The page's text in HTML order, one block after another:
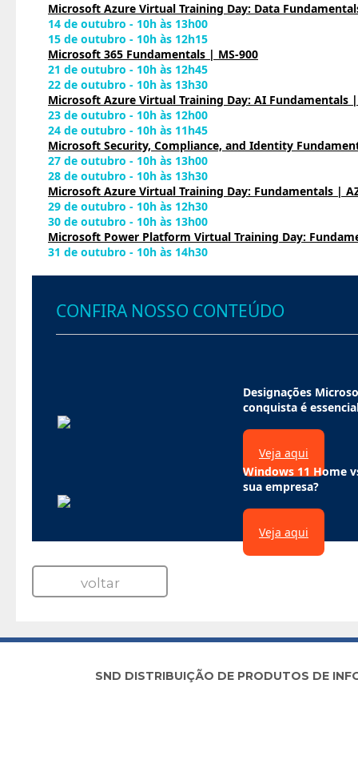
Microsoft Azure Virtual Training Day: Data
14 de outubro - 10h às 13h00
15 de outubro - 10h às 12h15
Microsoft 365 Fundamentals | MS-900
21 de outubro - 10h às 12h45
22 de outubro - 10h às 13h30
Microsoft Azure Virtual Training Day: AI Fundamentals |
23 de outubro - 10h às 12h00
24 de outubro - 10h às 11h45
Microsoft Security, Compliance, and Identity
27 de outubro - 10h às 13h00
28 de outubro - 10h às 13h30
Microsoft Azure Virtual Training Day: Fundamentals |
29 de outubro - 10h às 12h30
30 de outubro - 10h às 13h00
Microsoft Power Platform Virtual Training Day:
31 de outubro - 10h às 14h30
CONFIRA NOSSO CONTEÚDO
Designações
conquista é
Veja aqui
Windows 11 Home
sua empresa?
Veja aqui
voltar
SND DISTRIBUIÇÃO DE PRODUTOS DE